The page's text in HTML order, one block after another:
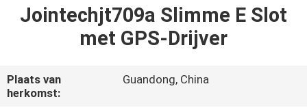
PRODUCTEN
SHOW
Jointechjt709a Slimme E Slot
met GPS-Drijver
Plaats van
herkomst:
Guandong, China